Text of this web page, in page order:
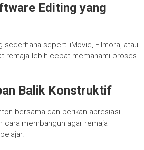
Editing yang
sederhana seperti iMovie, Filmora, atau
remaja lebih cepat memahami proses
Balik Konstruktif
bersama dan berikan apresiasi.
cara membangun agar remaja